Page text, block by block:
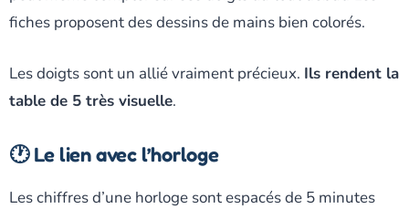
fiches proposent des dessins de mains bien colorés.
Les doigts sont un allié vraiment précieux. Ils rendent la
table de 5 très visuelle.
🕐 Le lien avec l’horloge
Les chiffres d’une horloge sont espacés de 5 minutes